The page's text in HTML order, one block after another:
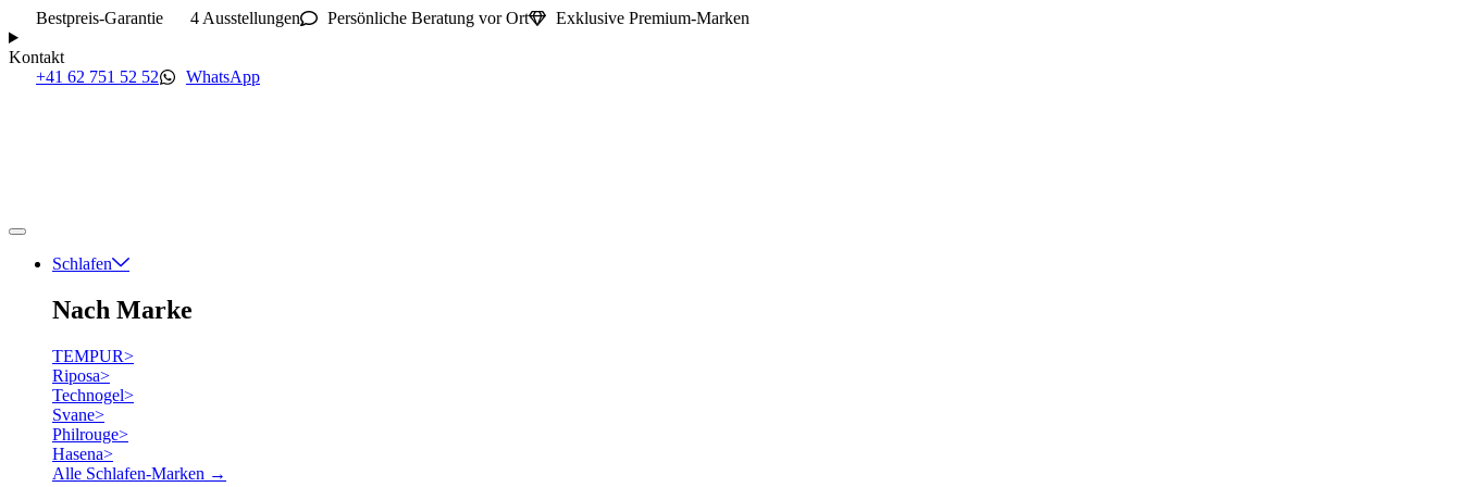
Bestpreis-Garantie 4 Ausstellungen Persönliche Beratung vor Ort Exklusive Premium-Marken
Kontakt
+41 62 751 52 52
WhatsApp
Schlafen
Nach Marke
TEMPUR>
Riposa>
Technogel>
Svane>
Philrouge>
Hasena>
Alle Schlafen-Marken →